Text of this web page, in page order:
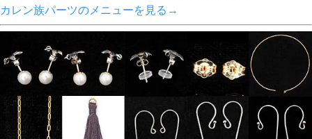
カレン族パーツのメニューを見る→